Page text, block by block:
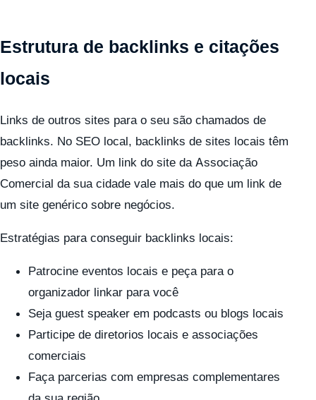
Estrutura de backlinks e citações
locais
Links de outros sites para o seu são chamados de
backlinks. No SEO local, backlinks de sites locais têm
peso ainda maior. Um link do site da Associação
Comercial da sua cidade vale mais do que um link de
um site genérico sobre negócios.
Estratégias para conseguir backlinks locais:
Patrocine eventos locais e peça para o
organizador linkar para você
Seja guest speaker em podcasts ou blogs locais
Participe de diretorios locais e associações
comerciais
Faça parcerias com empresas complementares